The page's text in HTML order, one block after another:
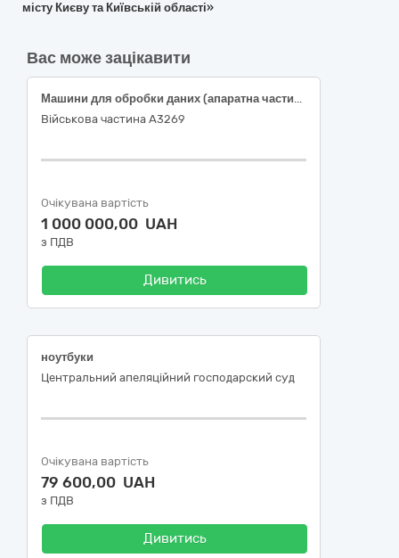
місту Києву та Київській області»
Вас може зацікавити
Машини для обробки даних (апаратна частина)
Військова частина А3269
Очікувана вартість
1 000 000,00 UAH
з ПДВ
Дивитись
ноутбуки
Центральний апеляційний господарский суд
Очікувана вартість
79 600,00 UAH
з ПДВ
Дивитись